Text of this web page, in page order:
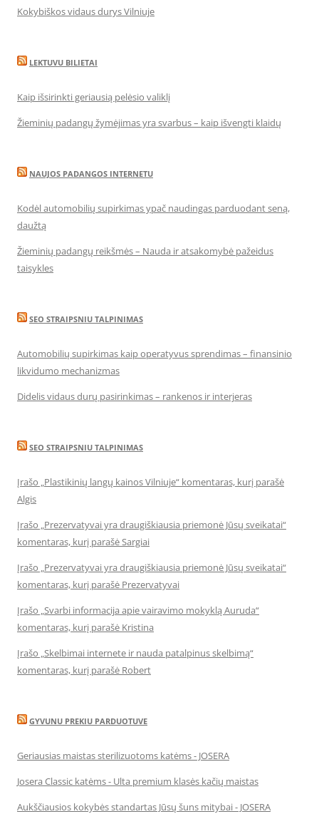
Kokybiškos vidaus durys Vilniuje
LEKTUVU BILIETAI
Kaip išsirinkti geriausią pelėsio valiklį
Žieminių padangų žymėjimas yra svarbus – kaip išvengti klaidų
NAUJOS PADANGOS INTERNETU
Kodėl automobilių supirkimas ypač naudingas parduodant seną,
daužtą
Žieminių padangų reikšmės – Nauda ir atsakomybė pažeidus
taisykles
SEO STRAIPSNIU TALPINIMAS
Automobilių supirkimas kaip operatyvus sprendimas – finansinio
likvidumo mechanizmas
Didelis vidaus durų pasirinkimas – rankenos ir interjeras
SEO STRAIPSNIU TALPINIMAS
Įrašo „Plastikinių langų kainos Vilniuje“ komentaras, kurį parašė
Algis
Įrašo „Prezervatyvai yra draugiškiausia priemonė Jūsų sveikatai“
komentaras, kurį parašė Sargiai
Įrašo „Prezervatyvai yra draugiškiausia priemonė Jūsų sveikatai“
komentaras, kurį parašė Prezervatyvai
Įrašo „Svarbi informacija apie vairavimo mokyklą Auruda“
komentaras, kurį parašė Kristina
Įrašo „Skelbimai internete ir nauda patalpinus skelbimą“
komentaras, kurį parašė Robert
GYVUNU PREKIU PARDUOTUVE
Geriausias maistas sterilizuotoms katėms - JOSERA
Josera Classic katėms - Ulta premium klasės kačių maistas
Aukščiausios kokybės standartas Jūsų šuns mitybai - JOSERA